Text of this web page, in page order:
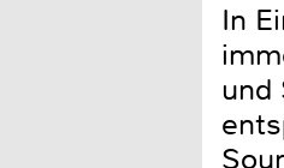
In
und